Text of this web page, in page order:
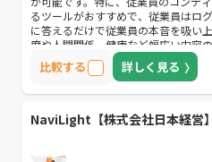
るツールがおすすめで、従業員はロ
に答えるだけで従業員の本音を吸い
度や人間関係、健康など幅広い内容
で、欲しい情報を集めましょう。分
や豊富なサポート体制が整っている
比較する 詳しく見る
NaviLight【株式会社日本経営】